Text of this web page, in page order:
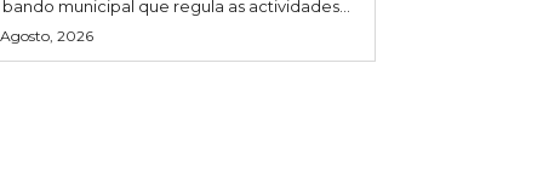
bando municipal que regula as actividades...
2026